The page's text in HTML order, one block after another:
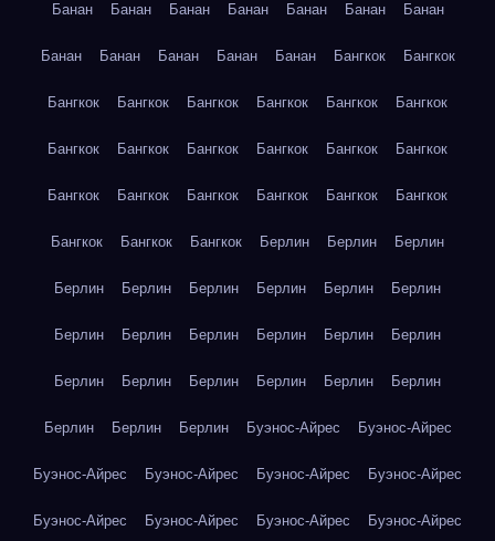
Банан Банан Банан Банан Банан Банан Банан
Банан Банан Банан Банан Банан Бангкок Бангкок
Бангкок Бангкок Бангкок Бангкок Бангкок Бангкок
Бангкок Бангкок Бангкок Бангкок Бангкок Бангкок
Бангкок Бангкок Бангкок Бангкок Бангкок Бангкок
Бангкок Бангкок Бангкок Берлин Берлин Берлин
Берлин Берлин Берлин Берлин Берлин Берлин
Берлин Берлин Берлин Берлин Берлин Берлин
Берлин Берлин Берлин Берлин Берлин Берлин
Берлин Берлин Берлин Буэнос-Айрес Буэнос-Айрес
Буэнос-Айрес Буэнос-Айрес Буэнос-Айрес Буэнос-Айрес
Буэнос-Айрес Буэнос-Айрес Буэнос-Айрес Буэнос-Айрес